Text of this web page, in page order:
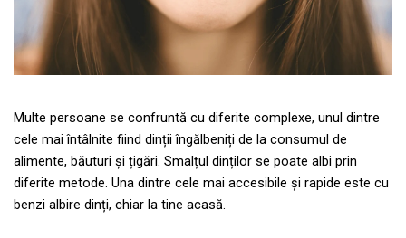
Multe persoane se confruntă cu diferite complexe, unul dintre
cele mai întâlnite fiind dinții îngălbeniți de la consumul de
alimente, băuturi și țigări. Smalțul dinților se poate albi prin
diferite metode. Una dintre cele mai accesibile și rapide este cu
benzi albire dinți, chiar la tine acasă.